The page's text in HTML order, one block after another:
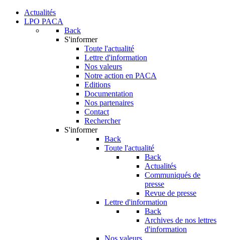
Actualités
LPO PACA
Back
S'informer
Toute l'actualité
Lettre d'information
Nos valeurs
Notre action en PACA
Editions
Documentation
Nos partenaires
Contact
Rechercher
S'informer
Back
Toute l'actualité
Back
Actualités
Communiqués de
presse
Revue de presse
Lettre d'information
Back
Archives de nos lettres
d'information
Nos valeurs